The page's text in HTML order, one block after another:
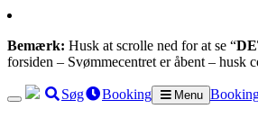
Bemærk: Husk at scrolle ned for at se “
forsiden – Svømmecentret er åbent – husk
Søg Booking Menu